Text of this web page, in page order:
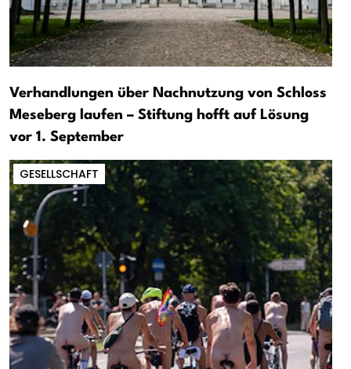
Verhandlungen über Nachnutzung von Schloss
Meseberg laufen – Stiftung hofft auf Lösung
vor 1. September
GESELLSCHAFT